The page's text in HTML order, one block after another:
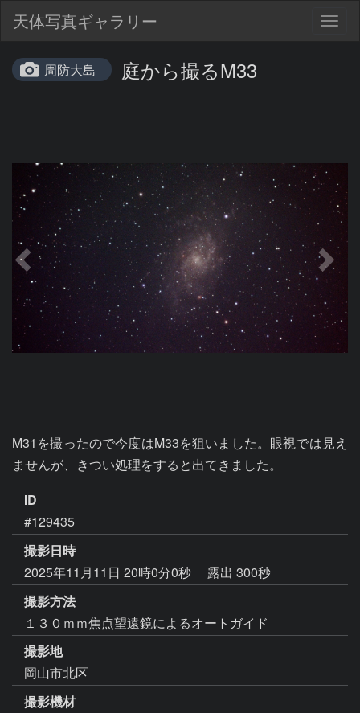
天体写真ギャラリー
周防大島 庭から撮るM33
M31を撮ったので今度はM33を狙いました。眼視では見え
ませんが、きつい処理をすると出てきました。
ID
#129435
撮影日時
2025年11月11日 20時0分0秒
露出 300秒
撮影方法
１３０ｍｍ焦点望遠鏡によるオートガイド
撮影地
岡山市北区
撮影機材